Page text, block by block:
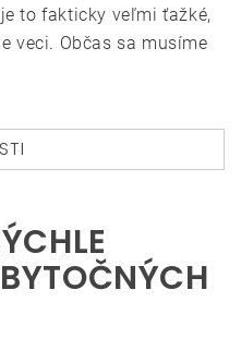
to fakticky veľmi ťažké,
veci. Občas sa musíme